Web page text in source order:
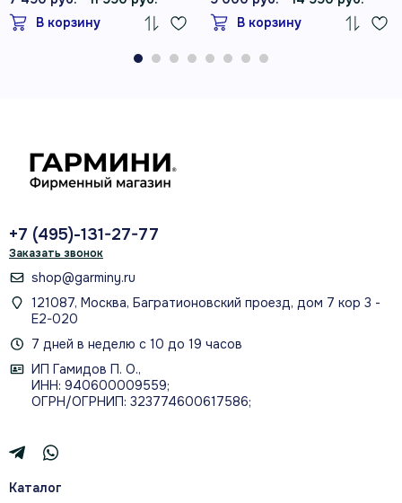
USB‑A со стороны источника;
фирменный разъём Garmin со
до заказа
сверить модель и совместимость
ПРАКТИЧЕСКИЕ ДЕТАЛИ
Как использовать и что
проверить
Назначение
совместимого устройства Garmin и обмена
В корзину
В корзину
+7 (495)-131-27-77
Заказать звонок
shop@garminy.ru
121087, Москва, Багратионовский проезд, дом 7 кор 3 -
Е2-020
7 дней в неделю с 10 до 19 часов
ИП Гамидов П. О.,
ИНН: 940600009559;
ОГРН/ОГРНИП: 323774600617586;
Каталог